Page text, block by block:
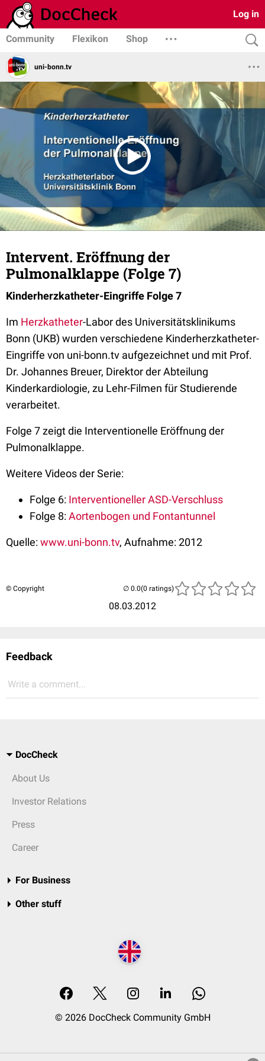
Log in
Community Flexikon Shop
uni-bonn.tv
Intervent. Eröffnung der
Pulmonalklappe (Folge 7)
Kinderherzkatheter-Eingriffe Folge 7
Im Herzkatheter-Labor des Universitätsklinikums
Bonn (UKB) wurden verschiedene Kinderherzkatheter-
Eingriffe von uni-bonn.tv aufgezeichnet und mit Prof.
Dr. Johannes Breuer, Direktor der Abteilung
Kinderkardiologie, zu Lehr-Filmen für Studierende
verarbeitet.
Folge 7 zeigt die Interventionelle Eröffnung der
Pulmonalklappe.
Weitere Videos der Serie:
Folge 6: Interventioneller ASD-Verschluss
Folge 8:Aortenbogen und Fontantunnel
Quelle:www.uni-bonn.tv, Aufnahme: 2012
© Copyright
08.03.2012
(0 ratings)
Feedback
Write a comment...
DocCheck
About Us
Investor Relations
Press
Career
For Business
Other stuff
© 2026 DocCheck Community GmbH